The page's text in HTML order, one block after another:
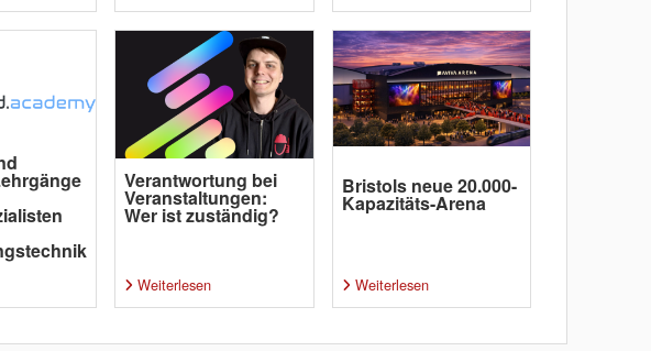
Verantwortung bei
Veranstaltungen:
Wer ist zuständig?
Weiterlesen
Bristols neue 20.000-
Kapazitäts-Arena
Weiterlesen